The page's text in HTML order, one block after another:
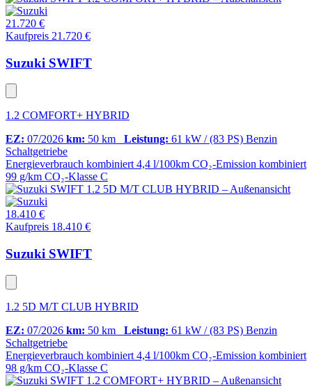
21.720 €
Kaufpreis 21.720 €
Suzuki SWIFT
1.2 COMFORT+ HYBRID
EZ: 07/2026 km: 50 km Leistung: 61 kW / (83 PS) Benzin
Schaltgetriebe
Energieverbrauch kombiniert 4,4 l/100km CO₂-Emission kombiniert
99 g/km CO₂-Klasse C
18.410 €
Kaufpreis 18.410 €
Suzuki SWIFT
1.2 5D M/T CLUB HYBRID
EZ: 07/2026 km: 50 km Leistung: 61 kW / (83 PS) Benzin
Schaltgetriebe
Energieverbrauch kombiniert 4,4 l/100km CO₂-Emission kombiniert
98 g/km CO₂-Klasse C